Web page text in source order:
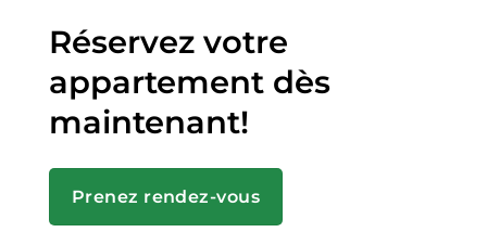
Réservez votre
appartement dès
maintenant!
Prenez rendez-vous